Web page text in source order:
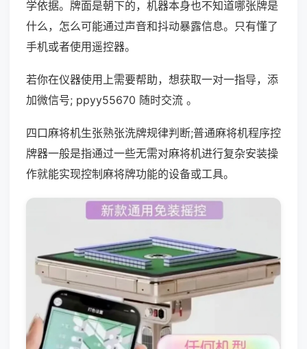
学依据。牌面是朝下的，机器本身也不知道哪张牌是
什么，怎么可能通过声音和抖动暴露信息。只有懂了
手机或者使用遥控器。
若你在仪器使用上需要帮助，想获取一对一指导，添
加微信号; ppyy55670 随时交流 。
四口麻将机生张熟张洗牌规律判断;普通麻将机程序控
牌器一般是指通过一些无需对麻将机进行复杂安装操
作就能实现控制麻将牌功能的设备或工具。